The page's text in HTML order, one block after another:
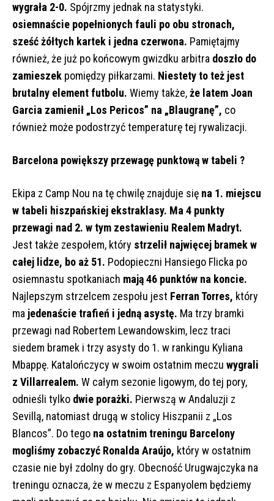
wygrała 2-0. Spójrzmy jednak na statystyki.
osiemnaście popełnionych fauli po obu stronach,
sześć żółtych kartek i jedna czerwona. Pamiętajmy
również, że już po końcowym gwizdku arbitra doszło do
zamieszek pomiędzy piłkarzami. Niestety to też jest
brutalny element futbolu. Wiemy także,że latem Joan
Garcia zamienił „Los Pericos” na „Blaugranę”, co
również może podostrzyć temperaturę tej rywalizacji.
Barcelona powiększy przewagę punktową w tabeli ?
Ekipa z Camp Nou na tę chwilę znajduje się na 1. miejscu
w tabeli hiszpańskiej ekstraklasy. Ma 4 punkty
przewagi nad 2. w tym zestawieniu Realem Madryt.
Jest także zespołem, który strzelił najwięcej bramek w
całej lidze, bo aż 51. Podopieczni Hansiego Flicka po
osiemnastu spotkaniach mają 46 punktów na koncie.
Najlepszym strzelcem zespołu jest Ferran Torres, który
ma jedenaście trafień i jedną asystę. Ma trzy bramki
przewagi nad Robertem Lewandowskim, lecz traci
siedem bramek i trzy asysty do 1. w rankingu Kyliana
Mbappę. Katalończycy w swoim ostatnim meczu wygrali
z Villarrealem. W całym sezonie ligowym, do tej pory,
odnieśli tylko dwie porażki. Pierwszą w Andaluzji z
Sevillą, natomiast drugą w stolicy Hiszpanii z „Los
Blancos”. Do tego na ostatnim treningu Barcelony
mogliśmy zobaczyć Ronalda Araújo, który w ostatnim
czasie nie był zdolny do gry. Obecność Urugwajczyka na
treningu oznacza, że w meczu z Espanyolem będziemy